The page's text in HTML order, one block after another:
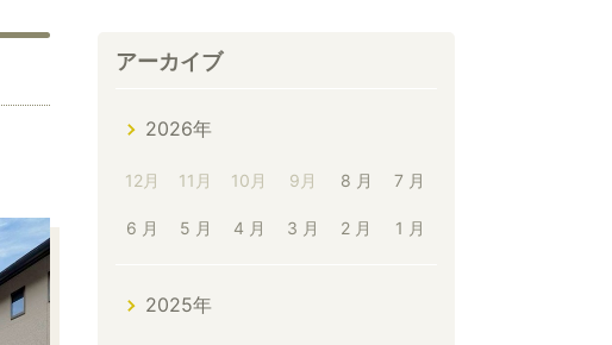
アーカイブ
2026年
12月 11月 10月 9月 8 月 7 月
6 月 5 月 4 月 3 月 2 月 1 月
2025年